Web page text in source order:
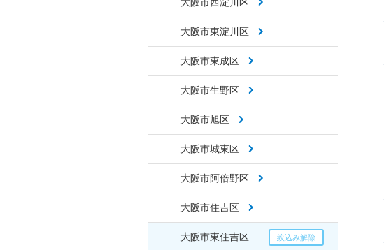
大阪市東淀川区
大阪市東成区
大阪市生野区
大阪市旭区
大阪市城東区
大阪市阿倍野区
大阪市住吉区
大阪市東住吉区